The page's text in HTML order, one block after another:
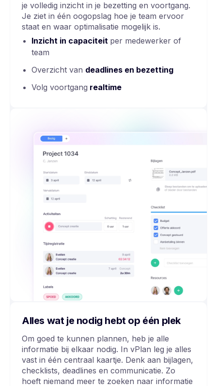
je volledig inzicht in je bezetting en voortgang.
Je ziet in één oogopslag hoe je team ervoor
staat en waar optimalisatie mogelijk is.
Inzicht in capaciteit per medewerker of
team
Overzicht van deadlines en bezetting
Volg voortgang realtime
Alles wat je nodig hebt op één plek
Om goed te kunnen plannen, heb je alle
informatie bij elkaar nodig. In vPlan leg je alles
vast in één centraal kaartje. Denk aan bijlagen,
checklists, deadlines en communicatie. Zo
hoeft niemand meer te zoeken naar informatie